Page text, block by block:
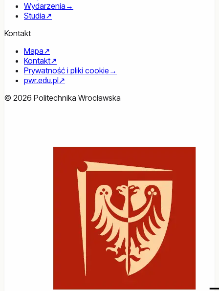
Wydarzenia →
Studia↗
Kontakt
Mapa↗
Kontakt↗
Prywatność i pliki cookie →
pwr.edu.pl↗
© 2026 Politechnika Wrocławska